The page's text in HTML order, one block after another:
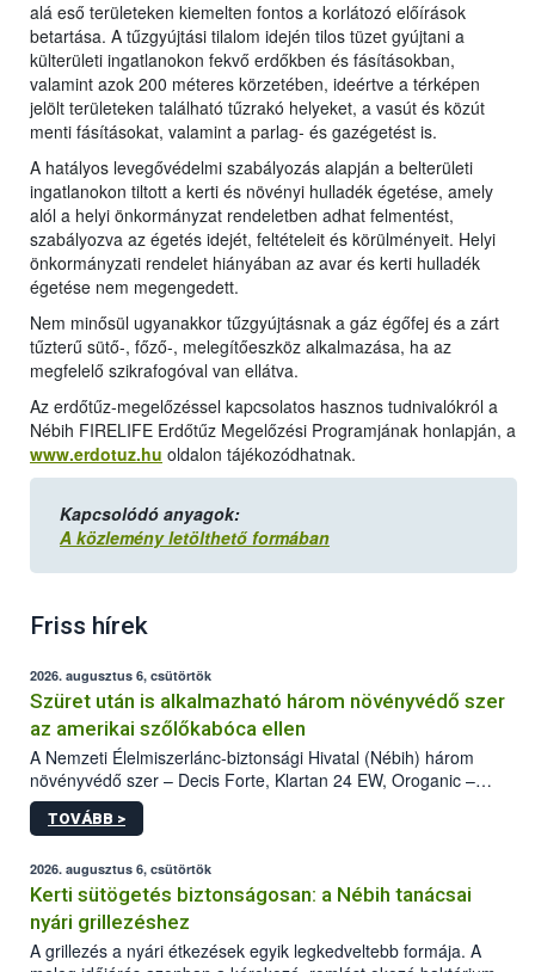
alá eső területeken kiemelten fontos a korlátozó előírások
betartása. A tűzgyújtási tilalom idején tilos tüzet gyújtani a
külterületi ingatlanokon fekvő erdőkben és fásításokban,
valamint azok 200 méteres körzetében, ideértve a térképen
jelölt területeken található tűzrakó helyeket, a vasút és közút
menti fásításokat, valamint a parlag- és gazégetést is.
A hatályos levegővédelmi szabályozás alapján a belterületi
ingatlanokon tiltott a kerti és növényi hulladék égetése, amely
alól a helyi önkormányzat rendeletben adhat felmentést,
szabályozva az égetés idejét, feltételeit és körülményeit. Helyi
önkormányzati rendelet hiányában az avar és kerti hulladék
égetése nem megengedett.
Nem minősül ugyanakkor tűzgyújtásnak a gáz égőfej és a zárt
tűzterű sütő-, főző-, melegítőeszköz alkalmazása, ha az
megfelelő szikrafogóval van ellátva.
Az erdőtűz-megelőzéssel kapcsolatos hasznos tudnivalókról a
Nébih FIRELIFE Erdőtűz Megelőzési Programjának honlapján, a
www.erdotuz.hu oldalon tájékozódhatnak.
Kapcsolódó anyagok:
A közlemény letölthető formában
Friss hírek
2026. augusztus 6, csütörtök
Szüret után is alkalmazható három növényvédő szer
az amerikai szőlőkabóca ellen
A Nemzeti Élelmiszerlánc-biztonsági Hivatal (Nébih) három
növényvédő szer – Decis Forte, Klartan 24 EW, Oroganic –
engedélyokiratát módosította, így azok a szüretet követően,
egészen a vesszőérettség (BBCH 91) stádiumáig
érésű szőlőkben is legyen lehetőség a károsító elleni további
védekezésre. Az Oroganic készítmény kis kiszerelésben kiskerti
felhasználók számára is elérhető és ökológiai termesztésben is
engedélyezett.
TOVÁBB >
2026. augusztus 6, csütörtök
Kerti sütögetés biztonságosan: a Nébih tanácsai
nyári grillezéshez
A grillezés a nyári étkezések egyik legkedveltebb formája. A